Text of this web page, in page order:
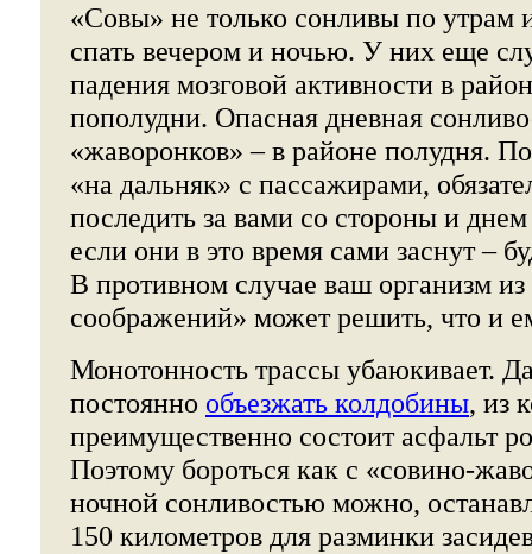
«Совы» не только сонливы по утрам
спать вечером и ночью. У них еще
падения мозговой активности в
пополудни. Опасная дневная
«жаворонков» – в районе полудня.
«на дальняк» с пассажирами,
последить за вами со стороны и
если они в это время сами заснут –
В противном случае ваш организм
соображений» может решить, что и
Монотонность трассы убаюкивает.
постоянно объезжать колдобины, из
преимущественно состоит асфальт
Поэтому бороться как с «совино-
ночной сонливостью можно,
150 километров для разминки